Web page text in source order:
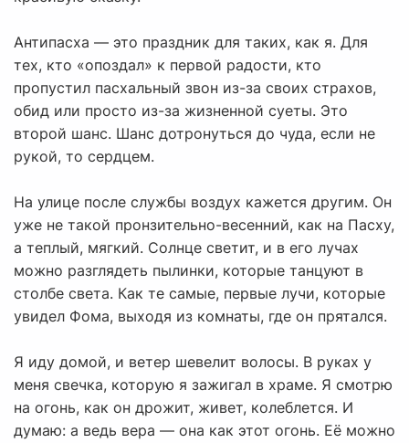
Антипасха — это праздник для таких, как я. Для
тех, кто «опоздал» к первой радости, кто
пропустил пасхальный звон из-за своих страхов,
обид или просто из-за жизненной суеты. Это
второй шанс. Шанс дотронуться до чуда, если не
рукой, то сердцем.
На улице после службы воздух кажется другим. Он
уже не такой пронзительно-весенний, как на Пасху,
а теплый, мягкий. Солнце светит, и в его лучах
можно разглядеть пылинки, которые танцуют в
столбе света. Как те самые, первые лучи, которые
увидел Фома, выходя из комнаты, где он прятался.
Я иду домой, и ветер шевелит волосы. В руках у
меня свечка, которую я зажигал в храме. Я смотрю
на огонь, как он дрожит, живет, колеблется. И
думаю: а ведь вера — она как этот огонь. Её можно